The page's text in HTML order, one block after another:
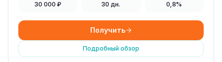
30 000 ₽ 30 дн. 0,8%
Получить
Подробный обзор